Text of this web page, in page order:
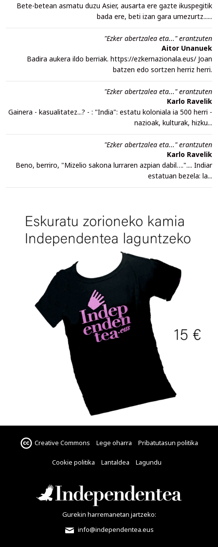
Bete-betean asmatu duzu Asier, ausarta ere gazte ikuspegitik
bada ere, beti izan gara umezurtz......
"Ezker abertzalea eta..." erantzuten
Aitor Unanuek
Badira aukera ildo berriak. https://ezkernazionala.eus/ Joan
batzen edo sortzen herriz herri.
"Ezker abertzalea eta..." erantzuten
Karlo Ravelik
Gainera - kasualitatez...? - : "India": estatu koloniala ia 500 herri -
nazioak, kulturak, hizku...
"Ezker abertzalea eta..." erantzuten
Karlo Ravelik
Beno, berriro, "Mizelio sakona lurraren azpian dabil….".... Indiar
estatuan bezela: la...
Creative Commons Lege oharra Pribatutasun politika
Cookie politika Lantaldea Lagundu
Gurekin harremanetan jartzeko:
info@independentea.eus